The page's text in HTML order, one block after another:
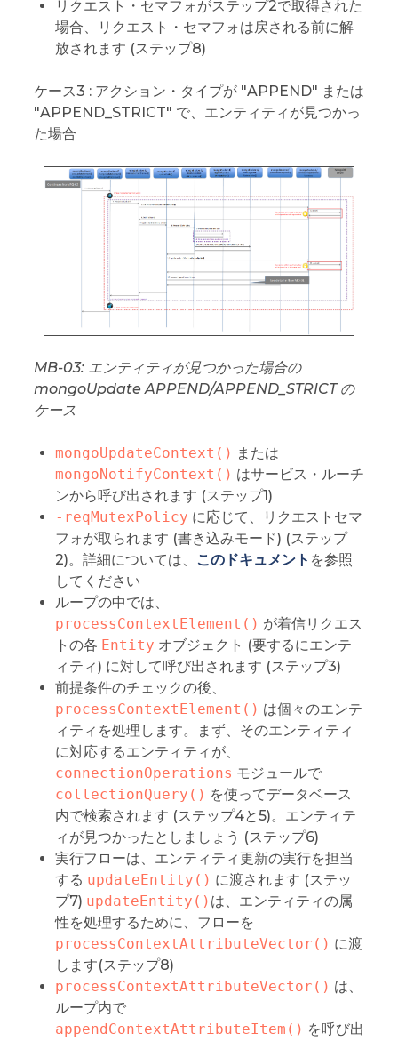
リクエスト・セマフォがステップ2で取得された
場合、リクエスト・セマフォは戻される前に解
放されます (ステップ8)
ケース3 : アクション・タイプが "APPEND" または
"APPEND_STRICT" で、エンティティが見つかっ
た場合
MB-03: エンティティが見つかった場合の
mongoUpdate APPEND/APPEND_STRICT の
ケース
mongoUpdateContext() または
mongoNotifyContext() はサービス・ルーチ
ンから呼び出されます (ステップ1)
-reqMutexPolicy に応じて、リクエストセマ
フォが取られます (書き込みモード) (ステップ
2)。詳細については、
このドキュメント を参照
してください
ループの中では、
processContextElement() が着信リクエス
トの各 Entity オブジェクト (要するにエンテ
ィティ) に対して呼び出されます (ステップ3)
前提条件のチェックの後、
processContextElement() は個々のエンテ
ィティを処理します。まず、そのエンティティ
に対応するエンティティが、
connectionOperations モジュールで
collectionQuery() を使ってデータベース
内で検索されます (ステップ4と5)。エンティテ
ィが見つかったとしましょう (ステップ6)
実行フローは、エンティティ更新の実行を担当
する updateEntity() に渡されます (ステッ
プ7) updateEntity() は、エンティティの属
性を処理するために、フローを
processContextAttributeVector() に渡
します(ステップ8)
processContextAttributeVector() は、
ループ内で
appendContextAttributeItem() を呼び出